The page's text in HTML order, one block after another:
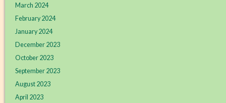
March 2024
February 2024
January 2024
December 2023
October 2023
September 2023
August 2023
April 2023